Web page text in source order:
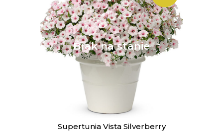
Supertunia Vista Silverberry